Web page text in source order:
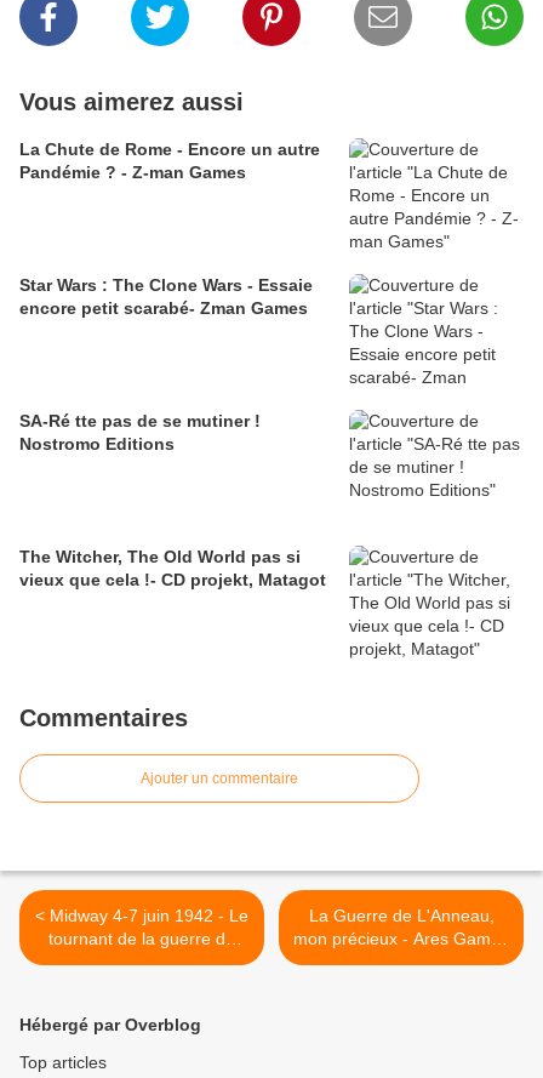
Vous aimerez aussi
La Chute de Rome - Encore un autre
Pandémie ? - Z-man Games
Star Wars : The Clone Wars - Essaie
encore petit scarabé- Zman Games
SA-Ré tte pas de se mutiner !
Nostromo Editions
The Witcher, The Old World pas si
vieux que cela !- CD projekt, Matagot
Commentaires
Ajouter un commentaire
< Midway 4-7 juin 1942 - Le
tournant de la guerre du
Pacifique
La Guerre de L'Anneau,
mon précieux - Ares Games
version Collector >
Hébergé par Overblog
Top articles